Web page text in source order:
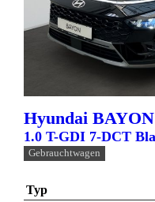
Hyundai BAYON
1.0 T-GDI 7-DCT
Gebrauchtwagen
Typ